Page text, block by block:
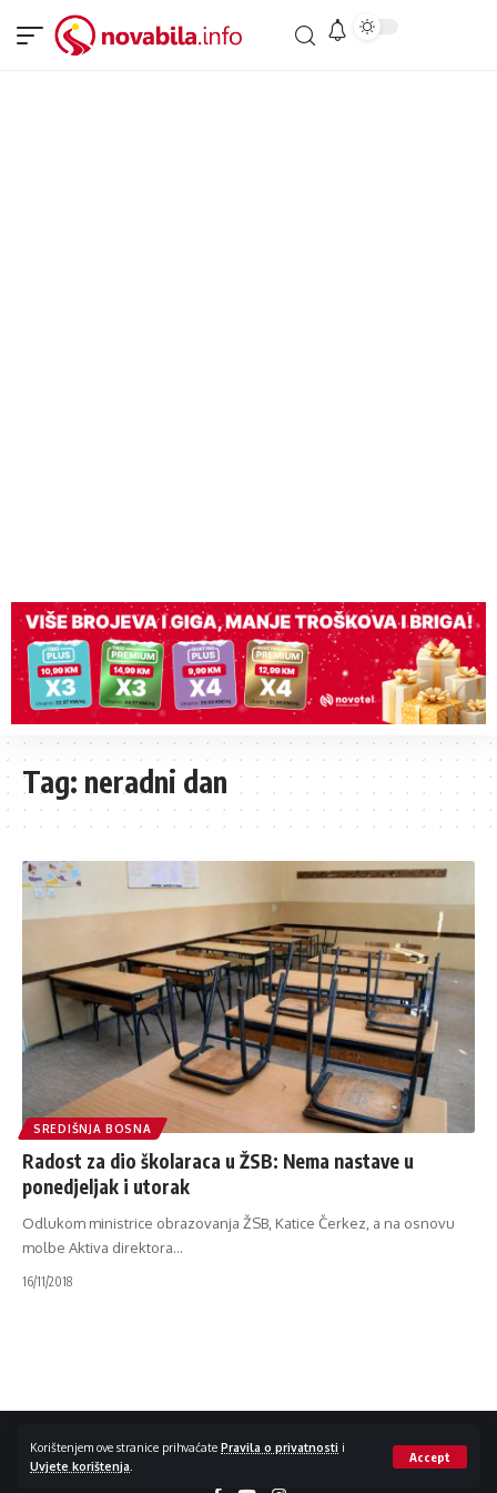
Korištenjem ove stranice prihvaćate Pravila o privatnosti i
Uvjete korištenja
Accept
Tag: neradni dan
SREDIŠNJA BOSNA
Radost za dio školaraca u ŽSB: Nema nastave u
ponedjeljak i utorak
Odlukom ministrice obrazovanja ŽSB, Katice Čerkez, a na osnovu
molbe Aktiva direktora…
16/11/2018